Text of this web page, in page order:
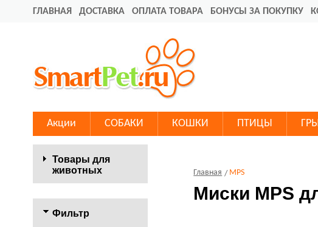
ГЛАВНАЯ ДОСТАВКА ОПЛАТА ТОВАРА БОНУСЫ ЗА ПОКУПКУ
Акции СОБАКИ КОШКИ ПТИЦЫ
Товары для
животных
Фильтр
Главная MPS
Миски MPS